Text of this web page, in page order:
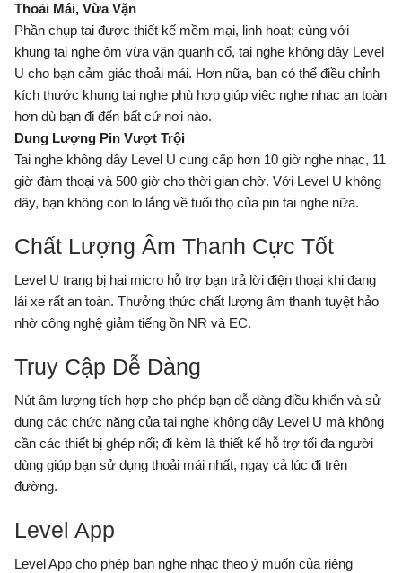
Thoải Mái, Vừa Vặn
Phần chụp tai được thiết kế mềm mại, linh hoạt; cùng với
khung tai nghe ôm vừa vặn quanh cổ, tai nghe không dây Level
U cho bạn cảm giác thoải mái. Hơn nữa, bạn có thể điều chỉnh
kích thước khung tai nghe phù hợp giúp việc nghe nhạc an toàn
hơn dù bạn đi đến bất cứ nơi nào.
Dung Lượng Pin Vượt Trội
Tai nghe không dây Level U cung cấp hơn 10 giờ nghe nhạc, 11
giờ đàm thoại và 500 giờ cho thời gian chờ. Với Level U không
dây, bạn không còn lo lắng về tuổi thọ của pin tai nghe nữa.
Chất Lượng Âm Thanh Cực Tốt
Level U trang bị hai micro hỗ trợ bạn trả lời điện thoại khi đang
lái xe rất an toàn. Thưởng thức chất lượng âm thanh tuyệt hảo
nhờ công nghệ giảm tiếng ồn NR và EC.
Truy Cập Dễ Dàng
Nút âm lượng tích hợp cho phép bạn dễ dàng điều khiển và sử
dụng các chức năng của tai nghe không dây Level U mà không
cần các thiết bị ghép nối; đi kèm là thiết kế hỗ trợ tối đa người
dùng giúp bạn sử dụng thoải mái nhất, ngay cả lúc đi trên
đường.
Level App
Level App cho phép bạn nghe nhạc theo ý muốn của riêng